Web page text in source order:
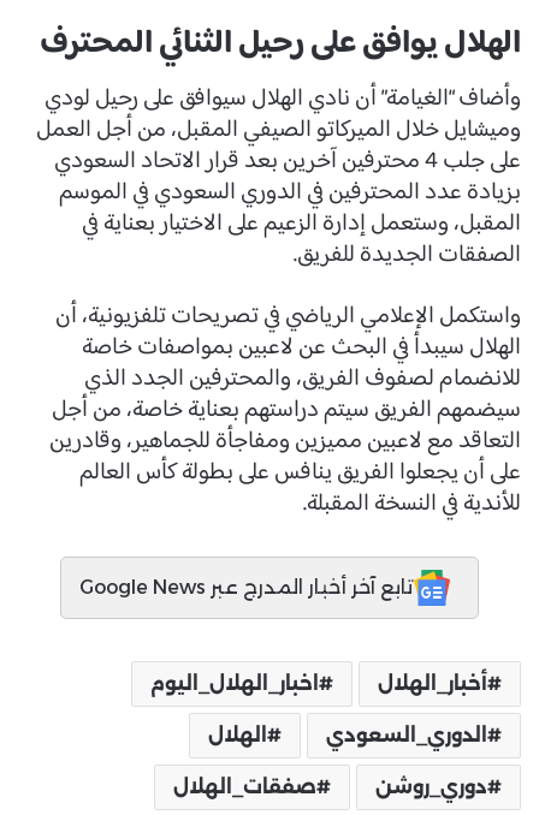
الهلال يوافق على رحيل الثنائي المحترف
وأضاف “الغيامة” أن نادي الهلال سيوافق على رحيل لودي
وميشايل خلال الميركاتو الصيفي المقبل، من أجل العمل
على جلب 4 محترفين آخرين بعد قرار الاتحاد السعودي
بزيادة عدد المحترفين في الدوري السعودي في الموسم
المقبل، وستعمل إدارة الزعيم على الاختيار بعناية في
الصفقات الجديدة للفريق.
واستكمل الإعلامي الرياضي في تصريحات تلفزيونية، أن
الهلال سيبدأ في البحث عن لاعبين بمواصفات خاصة
للانضمام لصفوف الفريق، والمحترفين الجدد الذي
سيضمهم الفريق سيتم دراستهم بعناية خاصة، من أجل
التعاقد مع لاعبين مميزين ومفاجأة للجماهير، وقادرين
على أن يجعلوا الفريق ينافس على بطولة كأس العالم
للأندية في النسخة المقبلة.
تابع آخر أخبار المدرج عبر Google News
أخبار_الهلال اخبار_الهلال_اليوم
الدوري_السعودي الهلال
دوري_روشن صفقات_الهلال